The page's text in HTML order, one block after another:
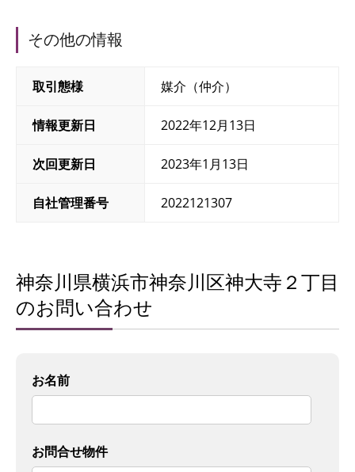
その他の情報
取引態様 媒介（仲介）
情報更新日 2022年12月13日
次回更新日 2023年1月13日
自社管理番号 2022121307
神奈川県横浜市神奈川区神大寺２丁目
のお問い合わせ
お名前
お問合せ物件